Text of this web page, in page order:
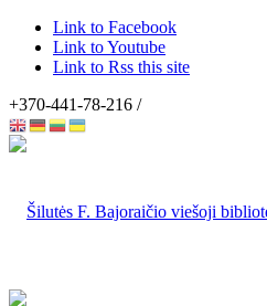
Link to Facebook
Link to Youtube
Link to Rss this site
+370-441-78-216 /